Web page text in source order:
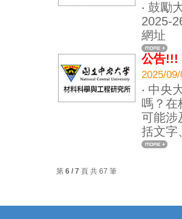
‧ 鼓勵
2025-
網址
公告!!!
2025/
‧ 中央
嗎？在
可能涉
括文字
第 6 / 7 頁 共 67 筆